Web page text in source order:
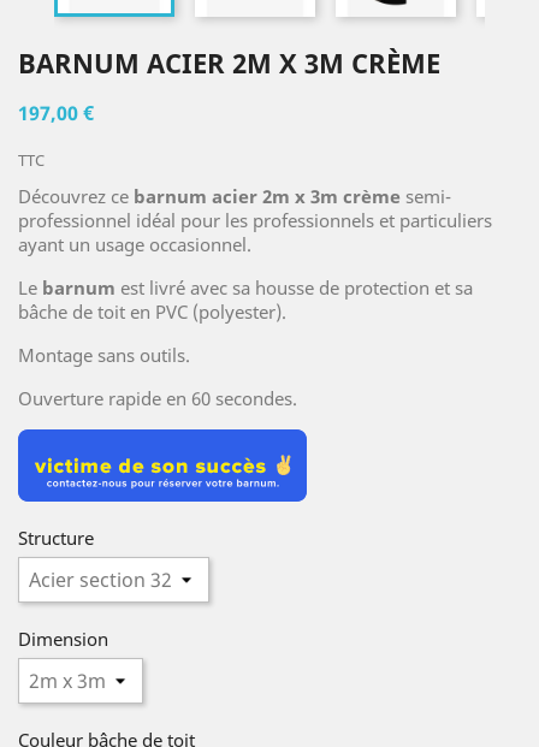
BARNUM ACIER 2M X 3M CRÈME
197,00 €
TTC
Découvrez ce barnum acier 2m x 3m crème semi-
professionnel idéal pour les professionnels et particuliers
ayant un usage occasionnel.
Le barnum est livré avec sa housse de protection et sa
bâche de toit en PVC (polyester).
Montage sans outils.
Ouverture rapide en 60 secondes.
Structure
Dimension
Couleur bâche de toit